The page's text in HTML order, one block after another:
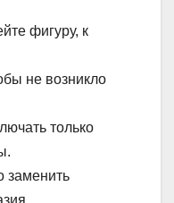
фигуру, к
не возникло
только
заменить